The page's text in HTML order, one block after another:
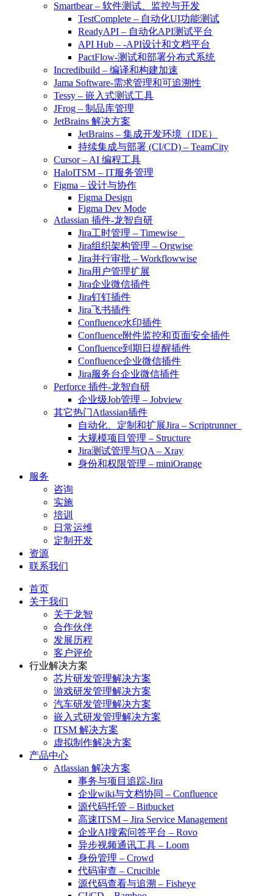
Smartbear – 软件测试、监控与开发
TestComplete – 自动化UI功能测试
ReadyAPI – 自动化API测试平台
API Hub – -API设计和文档平台
PactFlow-测试和部署分布式系统
Incredibuild – 编译和构建加速
Jama Software-需求管理和可追溯性
Tessy – 嵌入式测试工具
JFrog – 制品库管理
JetBrains 解决方案
JetBrains – 集成开发环境（IDE）
持续集成与部署 (CI/CD) – TeamCity
Cursor – AI 编程工具
HaloITSM – IT服务管理
Figma – 设计与协作
Figma Design
Figma Dev Mode
Atlassian 插件-龙智自研
Jira工时管理 – Timewise
Jira组织架构管理 – Orgwise
Jira并行审批 – Workflowwise
Jira用户管理扩展
Jira企业微信插件
Jira钉钉插件
Jira飞书插件
Confluence水印插件
Confluence附件监控和页面安全插件
Confluence到期日提醒插件
Confluence企业微信插件
Jira服务台企业微信插件
Perforce 插件-龙智自研
企业级Job管理 – Jobview
其它热门Atlassian插件
自动化、定制和扩展Jira – Scriptrunner
大规模项目管理 – Structure
Jira测试管理与QA – Xray
身份和权限管理 – miniOrange
服务
咨询
实施
培训
日常运维
定制开发
资源
联系我们
首页
关于我们
关于龙智
合作伙伴
发展历程
客户评价
行业解决方案
芯片研发管理解决方案
游戏研发管理解决方案
汽车研发管理解决方案
嵌入式研发管理解决方案
ITSM 解决方案
虚拟制作解决方案
产品中心
Atlassian 解决方案
事务与项目追踪-Jira
企业wiki与文档协同 – Confluence
源代码托管 – Bitbucket
高速ITSM – Jira Service Management
企业AI搜索问答平台 – Rovo
异步视频通讯工具 – Loom
身份管理 – Crowd
代码审查 – Crucible
源代码查看与追溯 – Fisheye